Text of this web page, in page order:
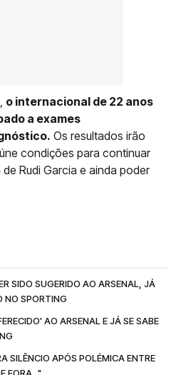
o internacional de 22 anos
a exames
Os resultados irão
condições para continuar
Rudi Garcia e ainda poder
SIDO SUGERIDO AO ARSENAL, JÁ
NO SPORTING
AO ARSENAL E JÁ SE SABE
SILÊNCIO APÓS POLÉMICA ENTRE